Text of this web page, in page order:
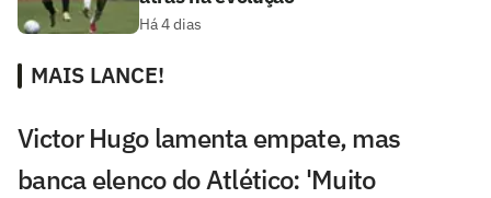
Há 4 dias
MAIS LANCE!
Victor Hugo lamenta empate, mas
banca elenco do Atlético: 'Muito